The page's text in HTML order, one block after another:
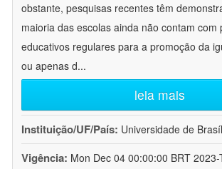
obstante, pesquisas recentes têm
maioria das escolas ainda não contam com
educativos regulares para a promoção da
ou apenas d...
leia mais
Instituição/UF/País: Universidade de
Vigência: Mon Dec 04 00:00:00 BRT 2023-